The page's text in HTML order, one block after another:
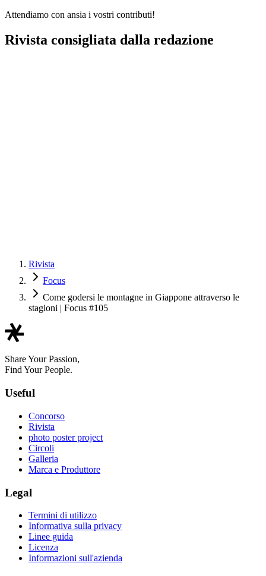
Attendiamo con ansia i vostri contributi!
Rivista consigliata dalla redazione
Rivista
Focus
Come godersi le montagne in Giappone attraverso le
stagioni | Focus #105
Share Your Passion,
Find Your People.
Useful
Concorso
Rivista
photo poster project
Circoli
Galleria
Marca e Produttore
Legal
Termini di utilizzo
Informativa sulla privacy
Linee guida
Licenza
Informazioni sull'azienda